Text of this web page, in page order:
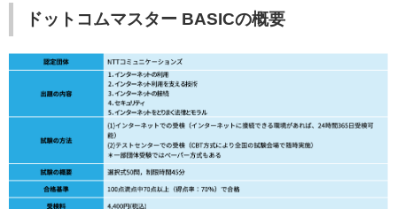
ドットコムマスター BASICの概要